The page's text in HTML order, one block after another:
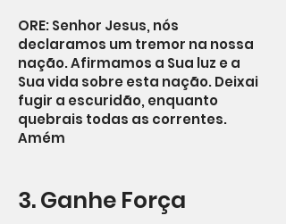
ORE: Senhor Jesus, nós
declaramos um tremor na nossa
nação. Afirmamos a Sua luz e a
Sua vida sobre esta nação. Deixai
fugir a escuridão, enquanto
quebrais todas as correntes.
Amém
3. Ganhe Força